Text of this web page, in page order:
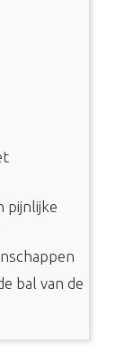
pijnlijke
bal van de